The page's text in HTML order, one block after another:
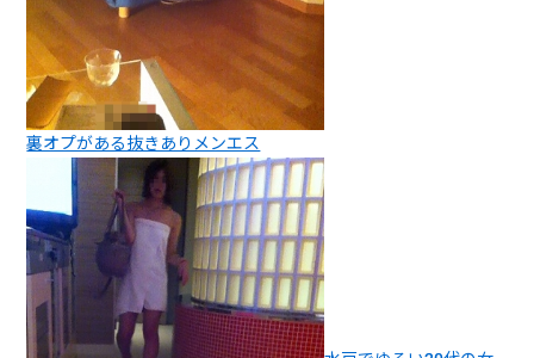
裏オプがある抜きありメンエス